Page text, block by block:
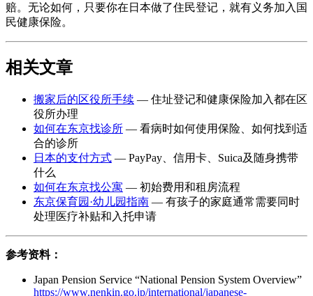
赔。无论如何，只要你在日本做了住民登记，就有义务加入国
民健康保险。
相关文章
搬家后的区役所手续 — 住址登记和健康保险加入都在区
役所办理
如何在东京找诊所 — 看病时如何使用保险、如何找到适
合的诊所
日本的支付方式 — PayPay、信用卡、Suica及随身携带
什么
如何在东京找公寓 — 初始费用和租房流程
东京保育园·幼儿园指南 — 有孩子的家庭通常需要同时
处理医疗补贴和入托申请
参考资料：
Japan Pension Service “National Pension System Overview”
https://www.nenkin.go.jp/international/japanese-